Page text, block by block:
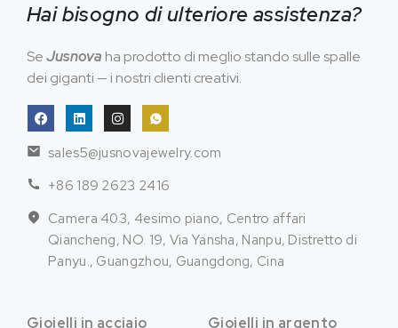
Hai bisogno di ulteriore assistenza?
SeJusnova ha prodotto di meglio stando sulle spalle
dei giganti — i nostri clienti creativi.
sales5@jusnovajewelry.com
+86 189 2623 2416
Camera 403, 4esimo piano, Centro affari
Qiancheng, NO. 19, Via Yansha, Nanpu, Distretto di
Panyu., Guangzhou, Guangdong, Cina
Gioielli in acciaio Gioielli in argento